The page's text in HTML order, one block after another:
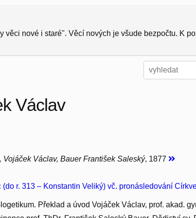
nové i staré". Věcí nových je všude bezpočtu. K
Václav
Václav, Bauer František Saleský, 1877
r. 313 – Konstantin Veliký) vč. pronásledování
Překlad a úvod Vojáček Václav, prof. akad.